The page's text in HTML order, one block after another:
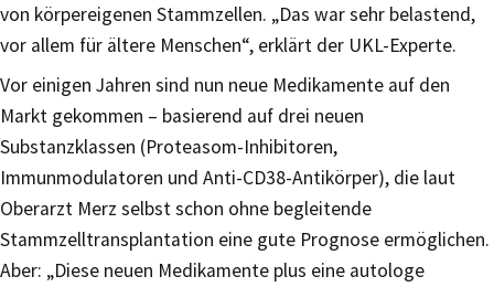
von körpereigenen Stammzellen. „Das war sehr belastend,
vor allem für ältere Menschen“, erklärt der UKL-Experte.
Vor einigen Jahren sind nun neue Medikamente auf den
Markt gekommen – basierend auf drei neuen
Substanzklassen (Proteasom-Inhibitoren,
Immunmodulatoren und Anti-CD38-Antikörper), die laut
Oberarzt Merz selbst schon ohne begleitende
Stammzelltransplantation eine gute Prognose ermöglichen.
Aber: „Diese neuen Medikamente plus eine autologe